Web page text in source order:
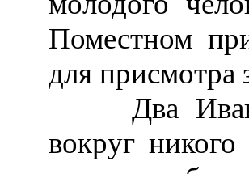
Поместном
для присмотра
Два Ивана
вокруг